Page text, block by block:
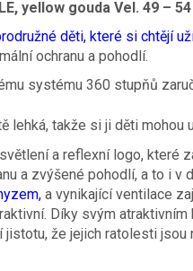
yellow gouda Vel. 49 – 54
děti, které si chtějí
ochranu a pohodlí.
systému 360 stupňů
lehká, takže si ji děti mohou
a reflexní logo,
a zvýšené pohodlí, a to i v
a vynikající ventilace
Díky svým
že jejich ratolesti